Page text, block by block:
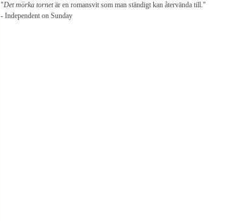
"Det mörka tornetär en romansvit som man ständigt kan återvända till."
- Independent on Sunday